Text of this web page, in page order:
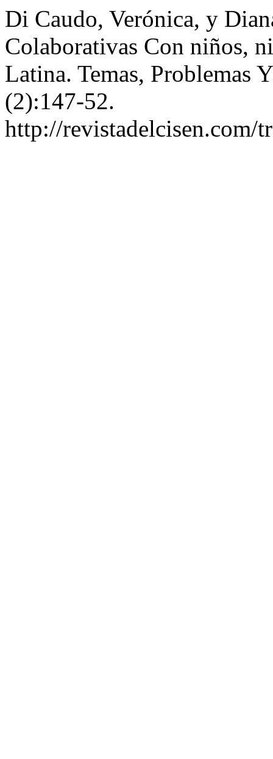
Di Caudo, Verónica, y
Colaborativas Con niños,
Latina. Temas, Problemas
(2):147-52.
http://revistadelcisen.com/